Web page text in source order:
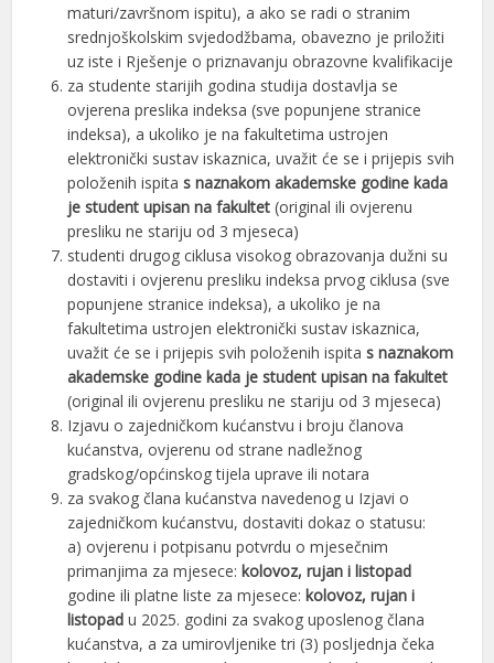
maturi/završnom ispitu), a ako se radi o stranim
srednjoškolskim svjedodžbama, obavezno je priložiti
uz iste i Rješenje o priznavanju obrazovne kvalifikacije
za studente starijih godina studija dostavlja se
ovjerena preslika indeksa (sve popunjene stranice
indeksa), a ukoliko je na fakultetima ustrojen
elektronički sustav iskaznica, uvažit će se i prijepis svih
položenih ispitas naznakom akademske godine kada
je student upisan na fakultet(original ili ovjerenu
presliku ne stariju od 3 mjeseca)
studenti drugog ciklusa visokog obrazovanja dužni su
dostaviti i ovjerenu presliku indeksa prvog ciklusa (sve
popunjene stranice indeksa), a ukoliko je na
fakultetima ustrojen elektronički sustav iskaznica,
uvažit će se i prijepis svih položenih ispitas naznakom
akademske godine kada je student upisan na fakultet
(original ili ovjerenu presliku ne stariju od 3 mjeseca)
Izjavu o zajedničkom kućanstvu i broju članova
kućanstva, ovjerenu od strane nadležnog
gradskog/općinskog tijela uprave ili notara
za svakog člana kućanstva navedenog u Izjavi o
zajedničkom kućanstvu, dostaviti dokaz o statusu:
a) ovjerenu i potpisanu potvrdu o mjesečnim
primanjima za mjesece:kolovoz, rujan i listopad
godine ili platne liste za mjesece:kolovoz, rujan i
listopadu 2025. godini za svakog uposlenog člana
kućanstva, a za umirovljenike tri (3) posljednja čeka